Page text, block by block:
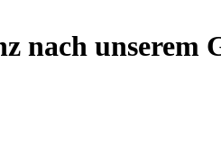
nach unserem